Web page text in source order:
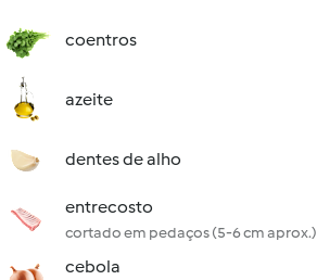
coentros
azeite
dentes de alho
entrecosto
cortado em pedaços (5-6 cm aprox.)
cebola